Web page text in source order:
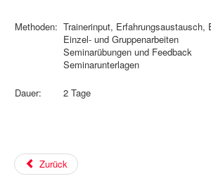
Methoden: Trainerinput, Erfahrungsaustausch,
Einzel- und Gruppenarbeiten
Seminarübungen und Feedback
Seminarunterlagen
Dauer: 2 Tage
Zurück